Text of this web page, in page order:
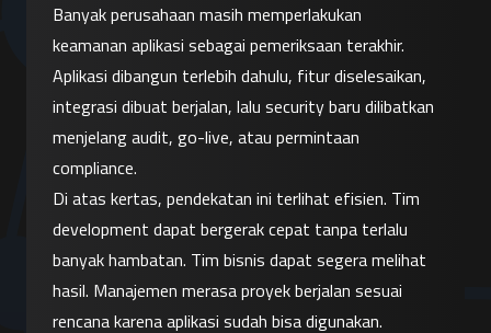
Banyak perusahaan masih memperlakukan
keamanan aplikasi sebagai pemeriksaan terakhir.
Aplikasi dibangun terlebih dahulu, fitur diselesaikan,
integrasi dibuat berjalan, lalu security baru dilibatkan
menjelang audit, go-live, atau permintaan
compliance.
Di atas kertas, pendekatan ini terlihat efisien. Tim
development dapat bergerak cepat tanpa terlalu
banyak hambatan. Tim bisnis dapat segera melihat
hasil. Manajemen merasa proyek berjalan sesuai
rencana karena aplikasi sudah bisa digunakan.